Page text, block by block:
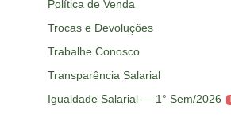
Política de Venda
Trocas e Devoluções
Trabalhe Conosco
Transparência Salarial
Igualdade Salarial — 1° Sem/2026